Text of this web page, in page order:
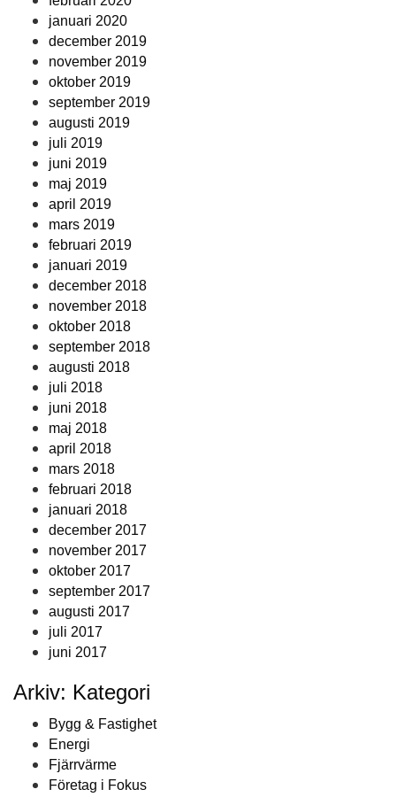
januari 2020
december 2019
november 2019
oktober 2019
september 2019
augusti 2019
juli 2019
juni 2019
maj 2019
april 2019
mars 2019
februari 2019
januari 2019
december 2018
november 2018
oktober 2018
september 2018
augusti 2018
juli 2018
juni 2018
maj 2018
april 2018
mars 2018
februari 2018
januari 2018
december 2017
november 2017
oktober 2017
september 2017
augusti 2017
juli 2017
juni 2017
Arkiv: Kategori
Bygg & Fastighet
Energi
Fjärrvärme
Företag i Fokus